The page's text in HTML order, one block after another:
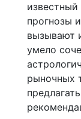
прогнозы
вызывают
умело
рыночных